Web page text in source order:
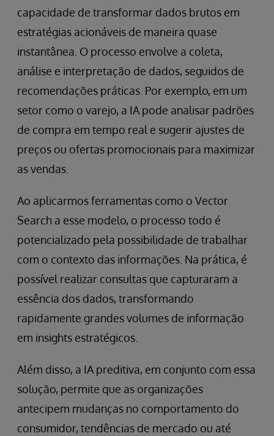
capacidade de transformar dados brutos em
estratégias acionáveis de maneira quase
instantânea. O processo envolve a coleta,
análise e interpretação de dados, seguidos de
recomendações práticas. Por exemplo, em um
setor como o varejo, a IA pode analisar padrões
de compra em tempo real e sugerir ajustes de
preços ou ofertas promocionais para maximizar
as vendas.
Ao aplicarmos ferramentas como o Vector
Search a esse modelo, o processo todo é
potencializado pela possibilidade de trabalhar
com o contexto das informações. Na prática, é
possível realizar consultas que capturaram a
essência dos dados, transformando
rapidamente grandes volumes de informação
em insights estratégicos.
Além disso, a IA preditiva, em conjunto com essa
solução, permite que as organizações
antecipem mudanças no comportamento do
consumidor, tendências de mercado ou até